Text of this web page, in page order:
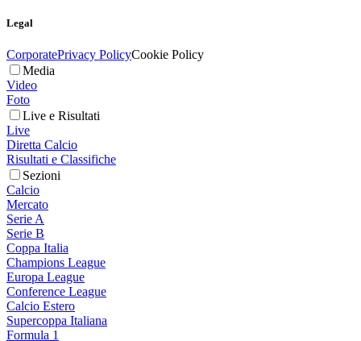
Legal
CorporatePrivacy PolicyCookie Policy
Media
Video
Foto
Live e Risultati
Live
Diretta Calcio
Risultati e Classifiche
Sezioni
Calcio
Mercato
Serie A
Serie B
Coppa Italia
Champions League
Europa League
Conference League
Calcio Estero
Supercoppa Italiana
Formula 1